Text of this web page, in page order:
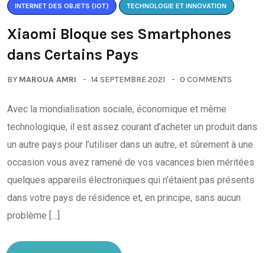
INTERNET DES OBJETS (IOT) TECHNOLOGIE ET INNOVATION
Xiaomi Bloque ses Smartphones
dans Certains Pays
BY MAROUA AMRI 14 SEPTEMBRE 2021 0 COMMENTS
Avec la mondialisation sociale, économique et même
technologique, il est assez courant d’acheter un produit dans
un autre pays pour l’utiliser dans un autre, et sûrement à une
occasion vous avez ramené de vos vacances bien méritées
quelques appareils électroniques qui n’étaient pas présents
dans votre pays de résidence et, en principe, sans aucun
problème […]